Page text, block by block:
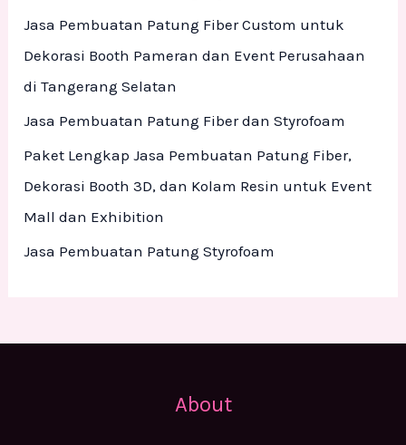
Jasa Pembuatan Patung Fiber Custom untuk
Dekorasi Booth Pameran dan Event Perusahaan
di Tangerang Selatan
Jasa Pembuatan Patung Fiber dan Styrofoam
Paket Lengkap Jasa Pembuatan Patung Fiber,
Dekorasi Booth 3D, dan Kolam Resin untuk Event
Mall dan Exhibition
Jasa Pembuatan Patung Styrofoam
About